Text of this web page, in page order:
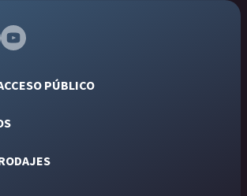
PÚBLICO